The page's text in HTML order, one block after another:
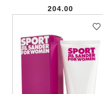
Cena:
204.00